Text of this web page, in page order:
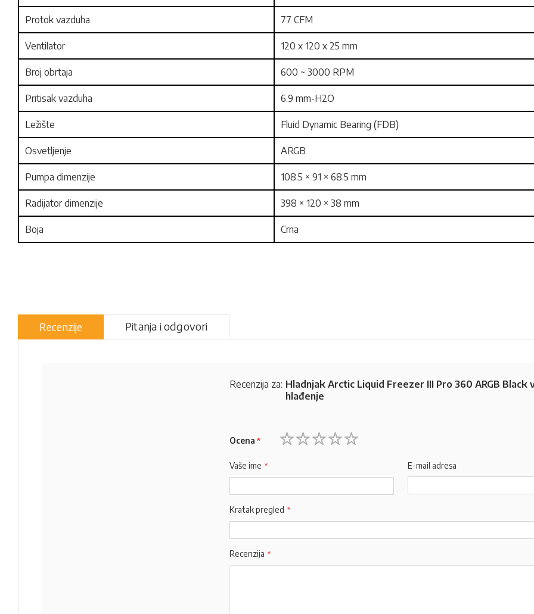
Protok vazduha 77 CFM
Ventilator 120 x 120 x 25 mm
Broj obrtaja 600 ~ 3000 RPM
Pritisak vazduha 6.9 mm-H2O
Ležište Fluid Dynamic Bearing (FDB)
Osvetljenje ARGB
Pumpa dimenzije 108.5 × 91 × 68.5 mm
Radijator dimenzije 398 × 120 × 38 mm
Boja Crna
Recenzije Pitanja i odgovori
Recenzija za: Hladnjak Arctic Liquid Freezer III Pro 360 ARGB Black
hlađenje
Ocena
Vaše ime E-mail adresa
Kratak pregled
Recenzija